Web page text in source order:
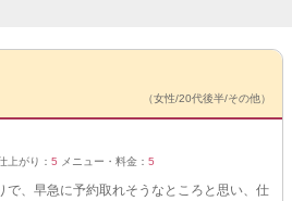
（女性/20代後半/その他）
上がり： 5 メニュー・料金： 5
で、早急に予約取れそうなところと思い、仕